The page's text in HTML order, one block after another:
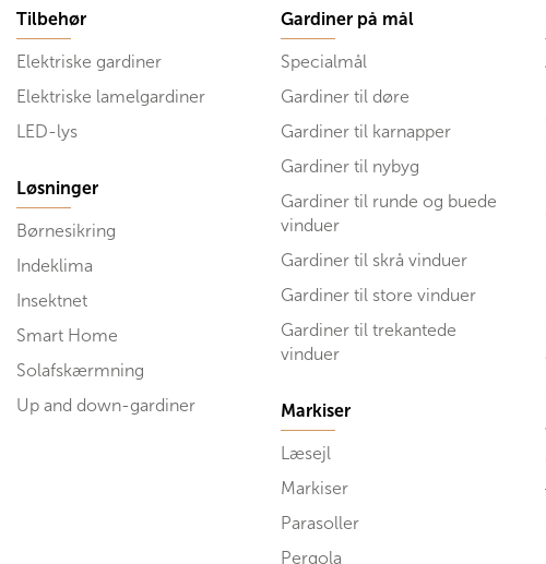
Tilbehør
Elektriske gardiner
Elektriske lamelgardiner
LED-lys
Løsninger
Børnesikring
Indeklima
Insektnet
Smart Home
Solafskærmning
Up and down-gardiner
Gardiner på mål
Specialmål
Gardiner til døre
Gardiner til karnapper
Gardiner til nybyg
Gardiner til runde og buede
vinduer
Gardiner til skrå vinduer
Gardiner til store vinduer
Gardiner til trekantede
vinduer
Markiser
Læsejl
Markiser
Parasoller
Pergola